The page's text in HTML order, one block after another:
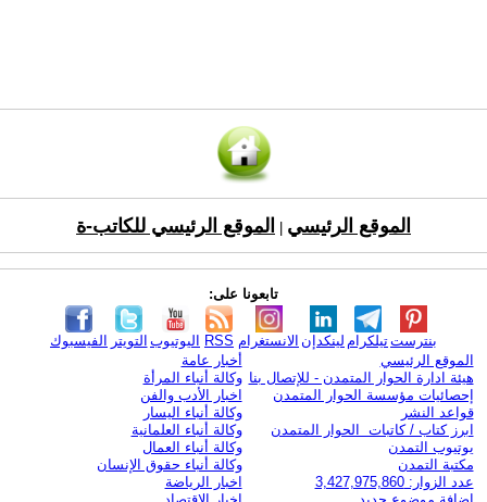
الموقع الرئيسي الموقع الرئيسي للكاتب-ة
تابعونا على:
الفيسبوك التويتر اليوتيوب RSS الانستغرام لينكدإن تيلكرامبنترست
الموقع الرئيسي
هيئة ادارة الحوار المتمدن - للإتصال بنا
إحصائيات مؤسسة الحوار المتمدن
قواعد النشر
ابرز كتاب / كاتبات الحوار المتمدن
يوتيوب التمدن
مكتبة التمدن
عدد الزوار: 3,427,975,860
أخبار عامة
وكالة أنباء المرأة
اخبار الأدب والفن
وكالة أنباء اليسار
وكالة أنباء العلمانية
وكالة أنباء العمال
وكالة أنباء حقوق الإنسان
اخبار الرياضة